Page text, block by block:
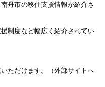
丹市の移住支援情報が紹介さ
制度など幅広く紹介されてい
ただけます。（外部サイトへ